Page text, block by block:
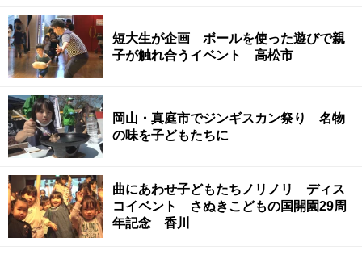
短大生が企画 ボールを使った遊びで親
子が触れ合うイベント 高松市
岡山・真庭市でジンギスカン祭り 名物
の味を子どもたちに
曲にあわせ子どもたちノリノリ ディス
コイベント さぬきこどもの国開園29周
年記念 香川